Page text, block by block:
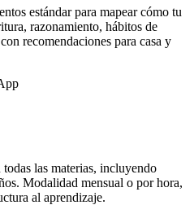
estándar para mapear cómo tu
razonamiento, hábitos de
recomendaciones para casa y
las materias, incluyendo
Modalidad mensual o por hora,
al aprendizaje.